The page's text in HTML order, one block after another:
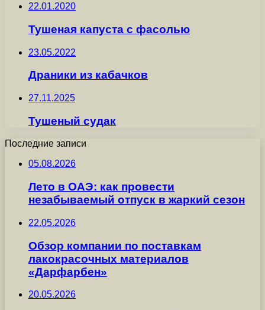
22.01.2020
Тушеная капуста с фасолью
23.05.2022
Драники из кабачков
27.11.2025
Тушеный судак
Последние записи
05.08.2026
Лето в ОАЭ: как провести
незабываемый отпуск в жаркий сезон
22.05.2026
Обзор компании по поставкам
лакокрасочных материалов
«Дарфарбен»
20.05.2026